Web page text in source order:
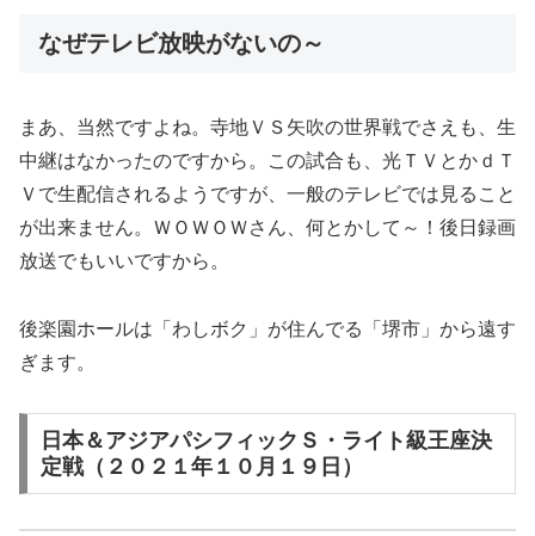
なぜテレビ放映がないの～
まあ、当然ですよね。寺地ＶＳ矢吹の世界戦でさえも、生
中継はなかったのですから。この試合も、光ＴＶとかｄＴ
Ｖで生配信されるようですが、一般のテレビでは見ること
が出来ません。ＷＯＷＯＷさん、何とかして～！後日録画
放送でもいいですから。
後楽園ホールは「わしボク」が住んでる「堺市」から遠す
ぎます。
日本＆アジアパシフィックＳ・ライト級王座決
定戦（２０２１年１０月１９日）